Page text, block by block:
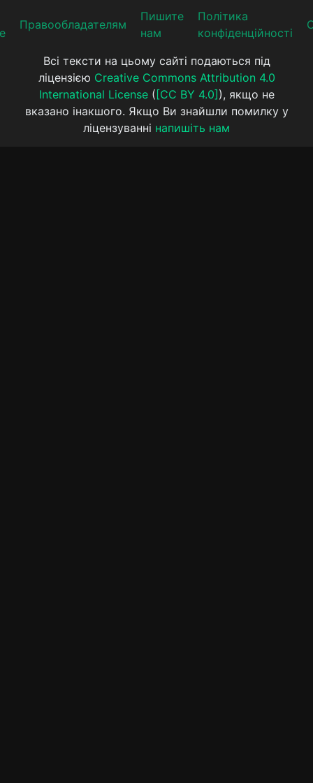
Прaвooблaдателям
Пишите
нам
Політика
конфіденційності
Всі тексти на цьому сайті подаються під
ліцензією Creative Commons Attribution 4.0
International License( [CC BY 4.0] ), якщо не
вказано інакшого. Якщо Ви знайшли помилку у
ліцензуванні напишіть нам